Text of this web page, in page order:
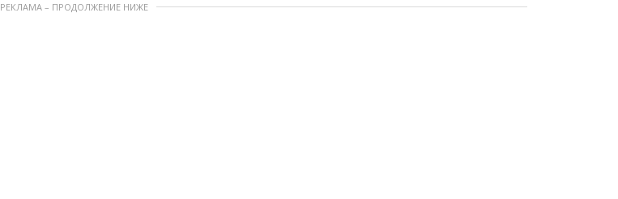
РЕКЛАМА – ПРОДОЛЖЕНИЕ НИЖЕ